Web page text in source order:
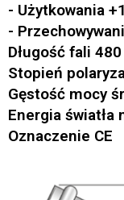
- Użytkowania
-
Długość fali
Stopień
Gęstość mocy
Energia
Oznaczenie CE